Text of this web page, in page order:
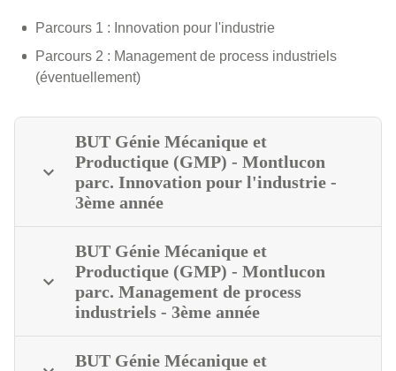
Parcours 1 : Innovation pour l'industrie
Parcours 2 : Management de process industriels
(éventuellement)
BUT Génie Mécanique et
Productique (GMP) - Montlucon
parc. Innovation pour l'industrie -
3ème année
BUT Génie Mécanique et
Productique (GMP) - Montlucon
parc. Management de process
industriels - 3ème année
BUT Génie Mécanique et